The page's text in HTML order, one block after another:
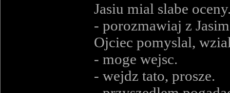
Jasiu mial slabe
- porozmawiaj z
Ojciec pomyslal,
- moge wejsc.
- wejdz tato, prosze.